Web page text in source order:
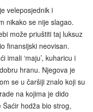
veleposjednik i
nikako se nije slagao.
može priuštiti taj luksuz
finansijski neovisan.
imali ‘maju’, kuharicu i
hranu. Njegova je
se u čaršiji znalo koji su
na kojima je dido
Šaćir hodža bio strog,